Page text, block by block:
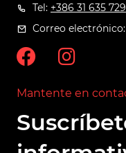
Tel: +386 31 635 729
Correo electrónico:
Mantente en